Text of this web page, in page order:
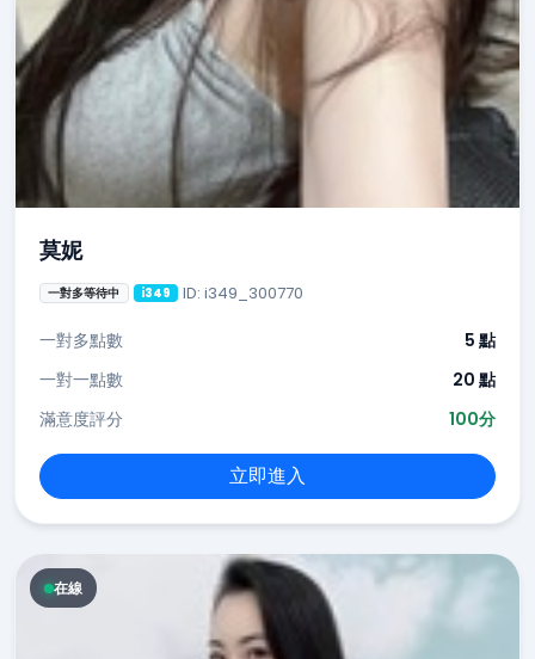
莫妮
一對多等待中 i349 ID: i349_300770
一對多點數
5 點
一對一點數
20 點
滿意度評分
100分
立即進入
在線